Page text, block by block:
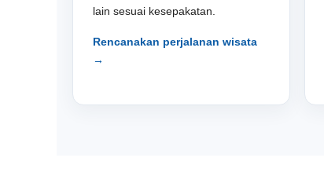
lain sesuai kesepakatan.
Rencanakan perjalanan wisata
→